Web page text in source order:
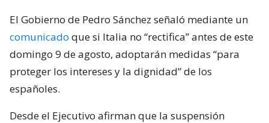
El Gobierno de Pedro Sánchez señaló mediante un
comunicado que si Italia no “rectifica” antes de este
domingo 9 de agosto, adoptarán medidas “para
proteger los intereses y la dignidad” de los
españoles.
Desde el Ejecutivo afirman que la suspensión